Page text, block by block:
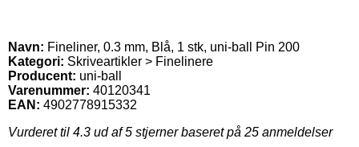
Navn: Fineliner, 0.3 mm, Blå, 1 stk, uni-ball Pin 200
Kategori: Skriveartikler > Finelinere
Producent: uni-ball
Varenummer: 40120341
EAN: 4902778915332
Vurderet til 4.3 ud af 5 stjerner baseret på 25 anmeldelser